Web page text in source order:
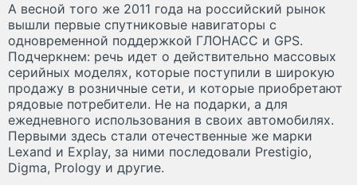
А весной того же 2011 года на российский рынок
вышли первые спутниковые навигаторы с
одновременной поддержкой ГЛОНАСС и GPS.
Подчеркнем: речь идет о действительно массовых
серийных моделях, которые поступили в широкую
продажу в розничные сети, и которые приобретают
рядовые потребители. Не на подарки, а для
ежедневного использования в своих автомобилях.
Первыми здесь стали отечественные же марки
Lexand и Explay, за ними последовали Prestigio,
Digma, Prology и другие.